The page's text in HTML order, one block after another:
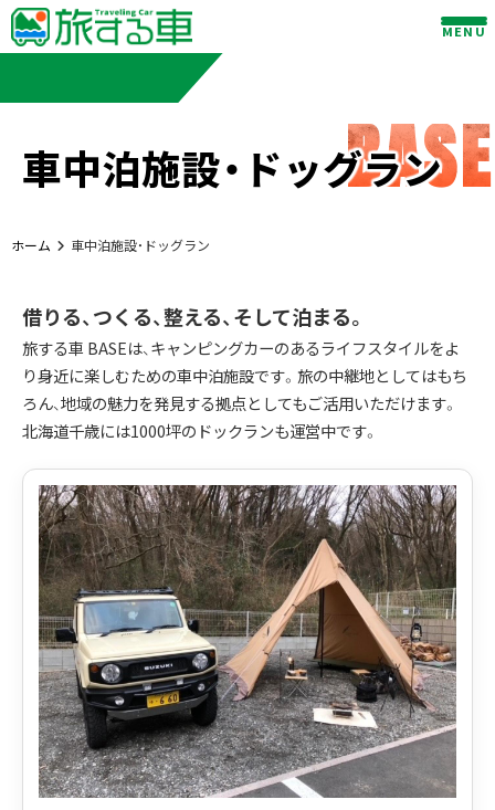
Skip
to
MENU
車中泊施設・ドッグラン
BASE
ホーム 車中泊施設・ドッグラン
借りる、つくる、整える、そして泊まる。
旅する車 BASEは、キャンピングカーのあるライフスタイルをよ
り身近に楽しむための車中泊施設です。旅の中継地としてはもち
ろん、地域の魅力を発見する拠点としてもご活用いただけます。
北海道千歳には1000坪のドックランも運営中です。